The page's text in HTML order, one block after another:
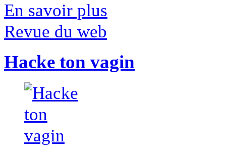
En savoir plus
Revue du web
Hacke ton vagin